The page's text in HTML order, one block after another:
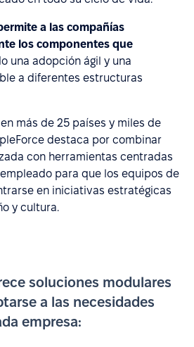
a las compañías
los componentes que
una adopción ágil y una
a diferentes estructuras
más de 25 países y miles de
destaca por combinar
con herramientas centradas
para que los equipos de
en iniciativas estratégicas
y cultura.
soluciones modulares
a las necesidades
empresa: